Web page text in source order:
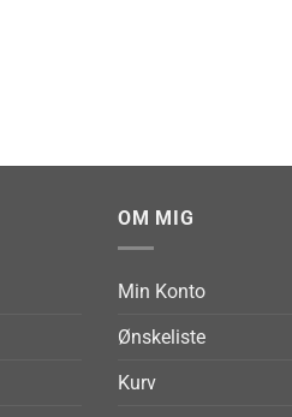
OM MIG
Min Konto
Ønskeliste
Kurv